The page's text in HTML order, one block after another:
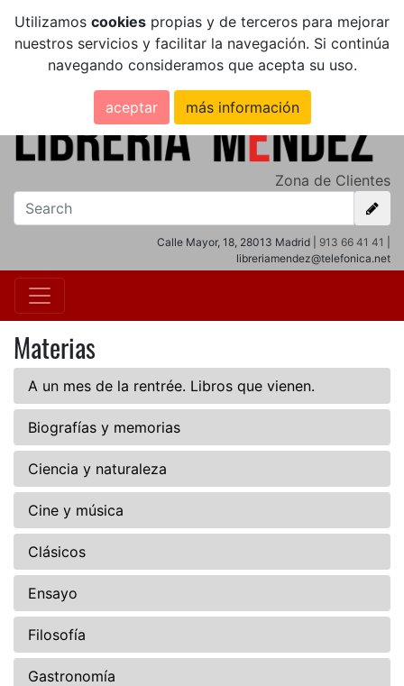
Utilizamos cookies propias y de terceros para mejorar
nuestros servicios y facilitar la navegación. Si continúa
navegando consideramos que acepta su uso.
aceptar más información
Zona de Clientes
Calle Mayor, 18, 28013 Madrid | 913 66 41 41
libreriamendez@telefonica.net
Materias
A un mes de la rentrée. Libros que vienen.
Biografías y memorias
Ciencia y naturaleza
Cine y música
Clásicos
Ensayo
Filosofía
Gastronomía